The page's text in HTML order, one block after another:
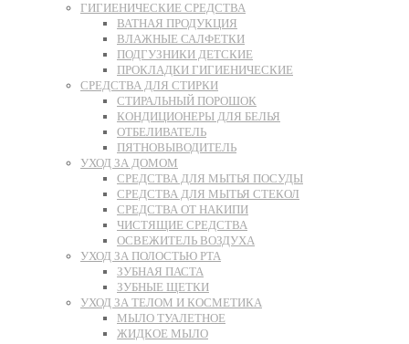
ГИГИЕНИЧЕСКИЕ СРЕДСТВА
ВАТНАЯ ПРОДУКЦИЯ
ВЛАЖНЫЕ САЛФЕТКИ
ПОДГУЗНИКИ ДЕТСКИЕ
ПРОКЛАДКИ ГИГИЕНИЧЕСКИЕ
СРЕДСТВА ДЛЯ СТИРКИ
СТИРАЛЬНЫЙ ПОРОШОК
КОНДИЦИОНЕРЫ ДЛЯ БЕЛЬЯ
ОТБЕЛИВАТЕЛЬ
ПЯТНОВЫВОДИТЕЛЬ
УХОД ЗА ДОМОМ
СРЕДСТВА ДЛЯ МЫТЬЯ ПОСУДЫ
СРЕДСТВА ДЛЯ МЫТЬЯ СТЕКОЛ
СРЕДСТВА ОТ НАКИПИ
ЧИСТЯЩИЕ СРЕДСТВА
ОСВЕЖИТЕЛЬ ВОЗДУХА
УХОД ЗА ПОЛОСТЬЮ РТА
ЗУБНАЯ ПАСТА
ЗУБНЫЕ ЩЕТКИ
УХОД ЗА ТЕЛОМ И КОСМЕТИКА
МЫЛО ТУАЛЕТНОЕ
ЖИДКОЕ МЫЛО